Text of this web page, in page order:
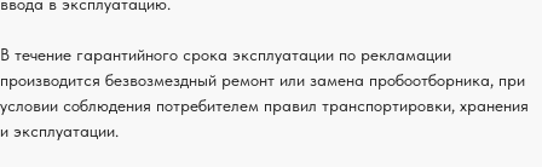
В течение гарантийного срока эксплуатации по рекламации
производится безвозмездный ремонт или замена пробоотборника, при
условии соблюдения потребителем правил транспортировки, хранения
и эксплуатации.